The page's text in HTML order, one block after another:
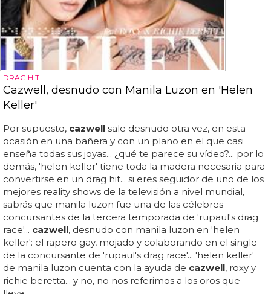
DRAG HIT
Cazwell, desnudo con Manila Luzon en 'Helen
Keller'
Por supuesto, cazwell sale desnudo otra vez, en esta
ocasión en una bañera y con un plano en el que casi
enseña todas sus joyas... ¿qué te parece su vídeo?... por lo
demás, 'helen keller' tiene toda la madera necesaria para
convertirse en un drag hit... si eres seguidor de uno de los
mejores reality shows de la televisión a nivel mundial,
sabrás que manila luzon fue una de las célebres
concursantes de la tercera temporada de 'rupaul's drag
race'... cazwell, desnudo con manila luzon en 'helen
keller': el rapero gay, mojado y colaborando en el single
de la concursante de 'rupaul's drag race'... 'helen keller'
de manila luzon cuenta con la ayuda de cazwell, roxy y
richie beretta... y no, no nos referimos a los oros que